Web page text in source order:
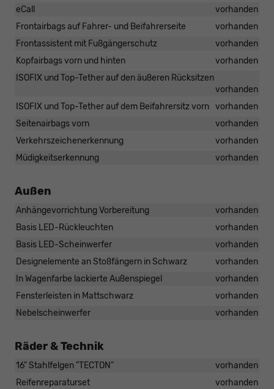
eCall
vorhanden
Frontairbags auf Fahrer- und Beifahrerseite
vorhanden
Frontassistent mit Fußgängerschutz
vorhanden
Kopfairbags vorn und hinten
vorhanden
ISOFIX und Top-Tether auf den äußeren Rücksitzen
vorhanden
ISOFIX und Top-Tether auf dem Beifahrersitz vorn vorhanden
Seitenairbags vorn
vorhanden
Verkehrszeichenerkennung
vorhanden
Müdigkeitserkennung
vorhanden
Außen
Anhängevorrichtung Vorbereitung
vorhanden
Basis LED-Rückleuchten
vorhanden
Basis LED-Scheinwerfer
vorhanden
Designelemente an Stoßfängern in Schwarz
vorhanden
In Wagenfarbe lackierte Außenspiegel
vorhanden
Fensterleisten in Mattschwarz
vorhanden
Nebelscheinwerfer
vorhanden
Räder & Technik
16" Stahlfelgen "TECTON"
vorhanden
Reifenreparaturset
vorhanden